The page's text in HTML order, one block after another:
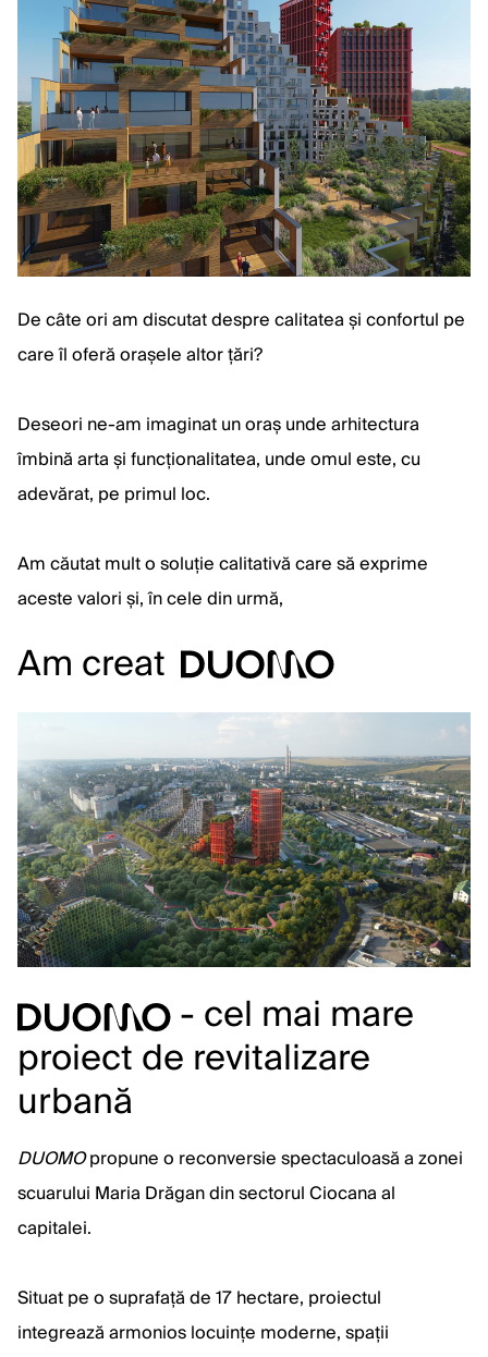
De câte ori am discutat despre calitatea și confortul pe
care îl oferă orașele altor țări?
Deseori ne-am imaginat un oraș unde arhitectura
îmbină arta și funcționalitatea, unde omul este, cu
adevărat, pe primul loc.
Am căutat mult o soluție calitativă care să exprime
aceste valori și, în cele din urmă,
Am creat
- cel mai mare
proiect de revitalizare
urbană
DUOMOpropune o reconversie spectaculoasă a zonei
scuarului Maria Drăgan din sectorul Ciocana al
capitalei.
Situat pe o suprafață de 17 hectare, proiectul
integrează armonios locuințe moderne, spații